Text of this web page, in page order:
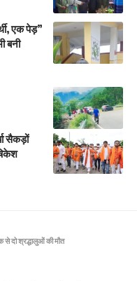
एक पेड़”
बनी
सैकड़ों
से दो श्रद्धालुओं की मौत